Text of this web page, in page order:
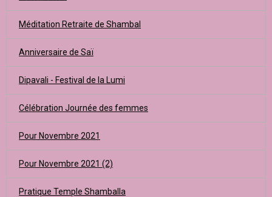
Méditation Retraite de Shambal
Anniversaire de Saï
Dipavali - Festival de la Lumi
Célébration Journée des femmes
Pour Novembre 2021
Pour Novembre 2021 (2)
Pratique Temple Shamballa